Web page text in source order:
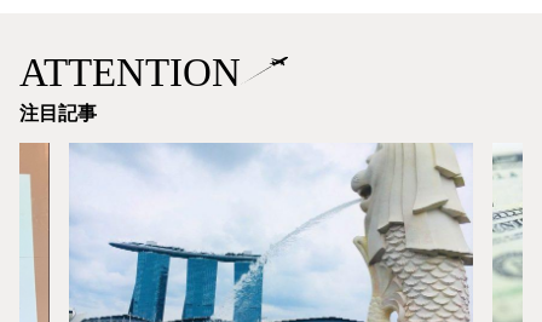
ATTENTION
注目記事